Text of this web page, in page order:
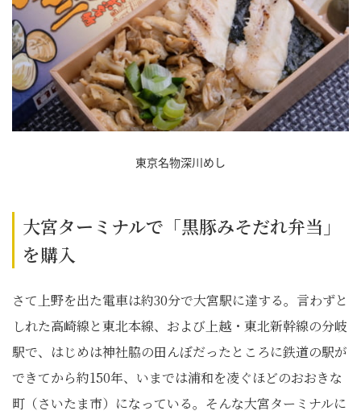
東京名物深川めし
大宮ターミナルで「黒豚みそだれ弁当」
を購入
さて上野を出た電車は約30分で大宮駅に達する。言わずと
しれた高崎線と東北本線、および上越・東北新幹線の分岐
駅で、はじめは神社脇の田んぼだったところに鉄道の駅が
できてから約150年、いまでは浦和を凌ぐほどのおおきな
町（さいたま市）になっている。そんな大宮ターミナルに